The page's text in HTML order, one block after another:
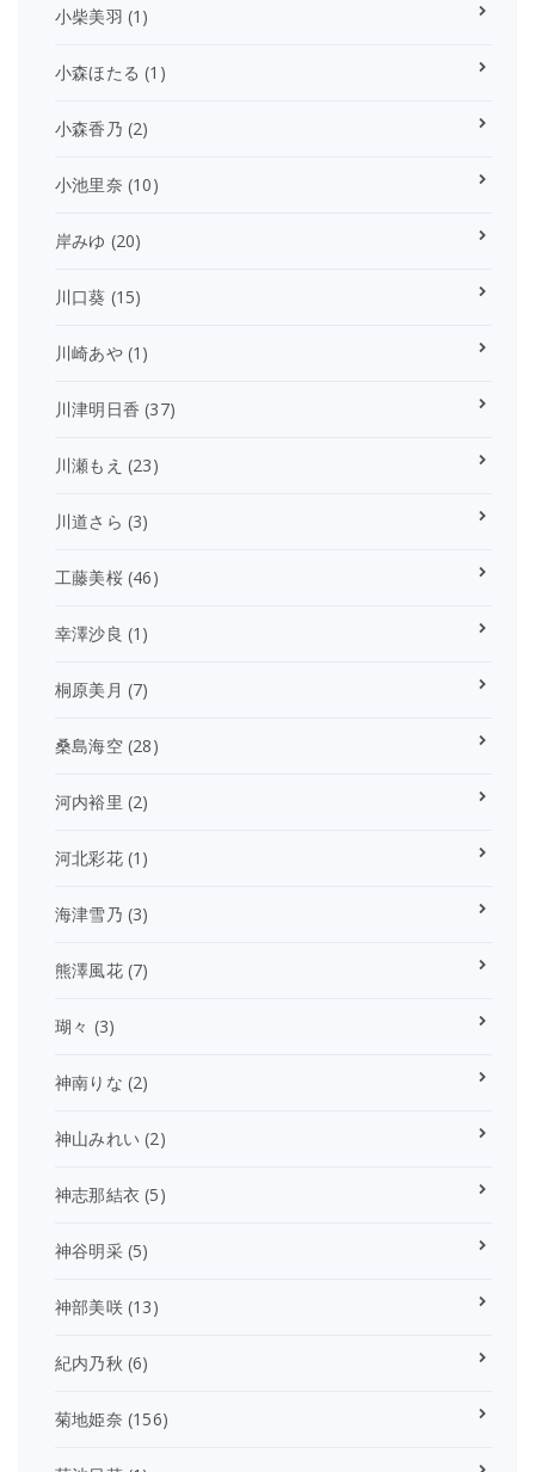
小柴美羽 (1)
小森ほたる (1)
小森香乃 (2)
小池里奈 (10)
岸みゆ (20)
川口葵 (15)
川崎あや(1)
川津明日香 (37)
川瀬もえ (23)
川道さら (3)
工藤美桜(46)
幸澤沙良 (1)
桐原美月 (7)
桑島海空(28)
河内裕里 (2)
河北彩花(1)
海津雪乃 (3)
熊澤風花(7)
瑚々 (3)
神南りな (2)
神山みれい (2)
神志那結衣 (5)
神谷明采(5)
神部美咲(13)
紀内乃秋 (6)
菊地姫奈 (156)